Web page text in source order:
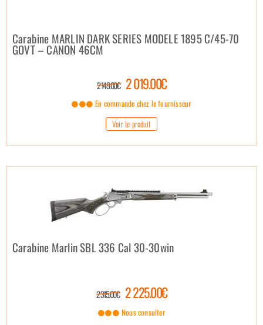
Carabine MARLIN DARK SERIES MODELE 1895 C/45-70
GOVT – CANON 46CM
2 149.00€ 2 019.00€
En commande chez le fournisseur
Voir le produit
Carabine Marlin SBL 336 Cal 30-30win
2 315.00€ 2 225.00€
Nous consulter